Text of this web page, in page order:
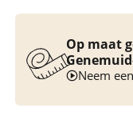
Op maat
Neem